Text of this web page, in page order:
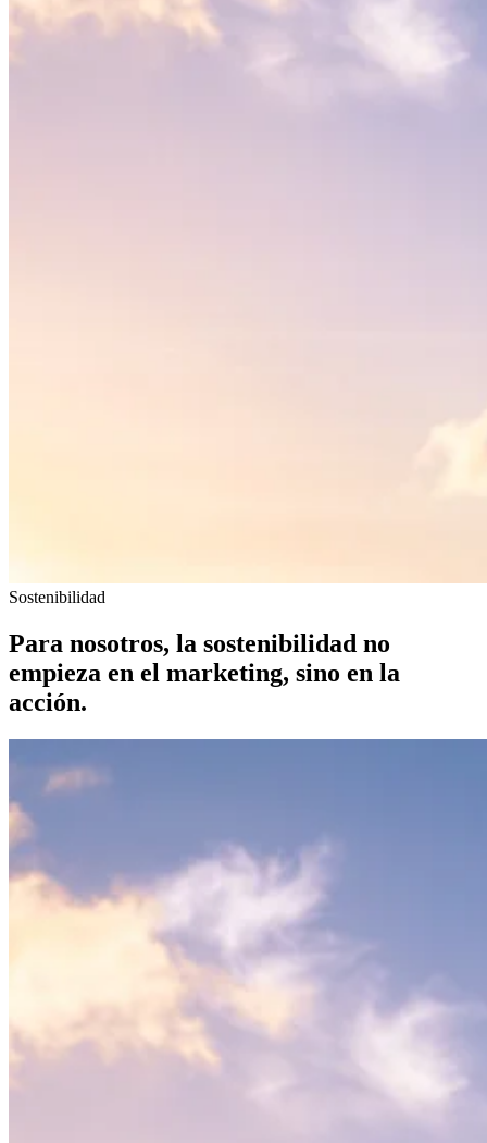
Sostenibilidad
Para nosotros, la sostenibilidad no
empieza en el marketing, sino en la
acción.